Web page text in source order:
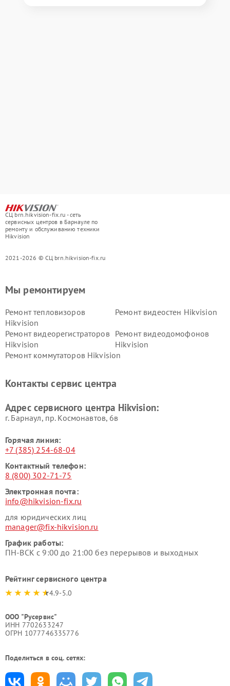
СЦ brn.hikvision-fix.ru - сеть
сервисных центров в Барнауле по
ремонту и обслуживанию техники
Hikvision
2021-2026 © СЦ brn.hikvision-fix.ru
Мы ремонтируем
Ремонт тепловизоров
Hikvision
Ремонт видеостен Hikvision
Ремонт видеорегистраторов
Hikvision
Ремонт видеодомофонов
Hikvision
Ремонт коммутаторов Hikvision
Контакты сервис центра
Адрес сервисного центра Hikvision:
г. Барнаул, ​пр. Космонавтов, 6в
Горячая линия:
+7 (385) 254-68-04
Контактный телефон:
8 (800) 302-71-75
Электронная почта:
info@hikvision-fix.ru
для юридических лиц
manager@fix-hikvision.ru
График работы:
ПН-ВСК с 9:00 до 21:00 без перерывов и выходных
Рейтинг сервисного центра
4.9-5.0
ООО "Русервис"
ИНН 7702633247
ОГРН 1077746335776
Поделиться в соц. сетях: